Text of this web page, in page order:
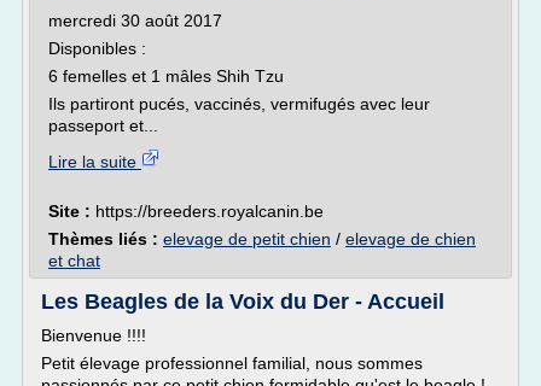
mercredi 30 août 2017
Disponibles :
6 femelles et 1 mâles Shih Tzu
Ils partiront pucés, vaccinés, vermifugés avec leur
passeport et...
Lire la suite
Site : https://breeders.royalcanin.be
Thèmes liés : elevage de petit chien / elevage de chien
et chat
Les Beagles de la Voix du Der - Accueil
Bienvenue !!!!
Petit élevage professionnel familial, nous sommes